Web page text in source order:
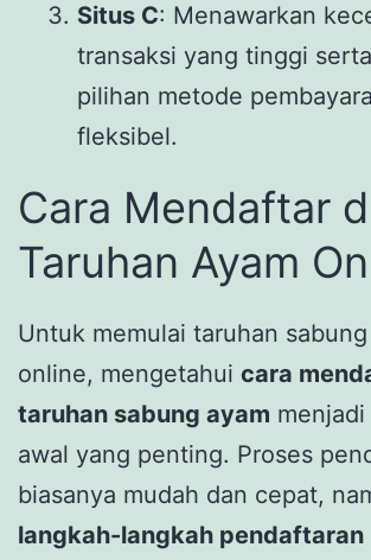
Situs C: Menawarkan
transaksi yang tinggi
pilihan metode
fleksibel.
Cara Mendaftar
Taruhan Ayam
Untuk memulai taruhan
online, mengetahui cara
taruhan sabung ayam
awal yang penting. Proses
biasanya mudah dan cepat,
langkah-langkah pendaftaran